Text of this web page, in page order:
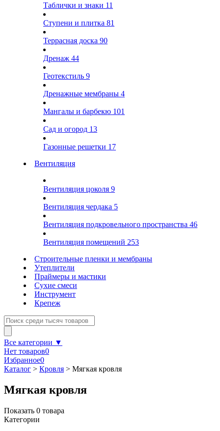
Таблички и знаки 11
Ступени и плитка 81
Террасная доска 90
Дренаж 44
Геотекстиль 9
Дренажные мембраны 4
Мангалы и барбекю 101
Сад и огород 13
Газонные решетки 17
Вентиляция
Вентиляция цоколя 9
Вентиляция чердака 5
Вентиляция подкровельного пространства 46
Вентиляция помещений 253
Строительные пленки и мембраны
Утеплители
Праймеры и мастики
Сухие смеси
Инструмент
Крепеж
Все категории ▼
Нет товаров0
Избранное0
Каталог > Кровля > Мягкая кровля
Мягкая кровля
Показать 0 товара
Категории